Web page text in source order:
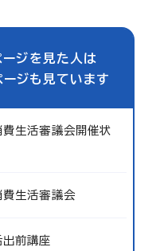
ージを見た人は
ージも見ています
費生活審議会開催状
費生活審議会
前講座